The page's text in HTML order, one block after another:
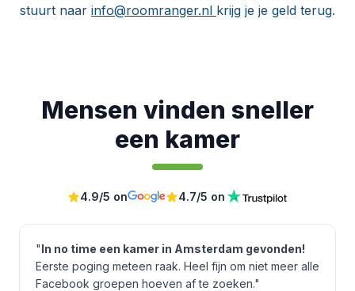
stuurt naar info@roomranger.nl krijg je je geld terug.
Mensen vinden sneller
een kamer
4.9/5 on 4.7/5 on
"In no time een kamer in Amsterdam gevonden!
Eerste poging meteen raak. Heel fijn om niet meer alle
Facebook groepen hoeven af te zoeken."